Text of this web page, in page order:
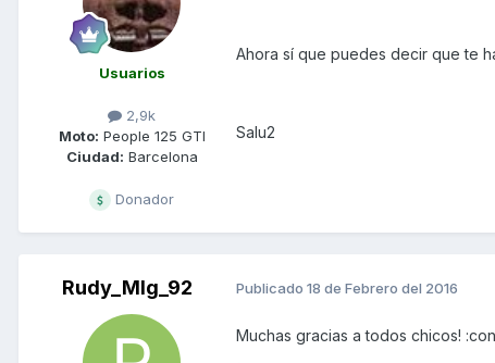
Usuarios
2,9k
Moto: People 125 GTI
Ciudad: Barcelona
Donador
Ahora sí que puedes decir que te
Salu2
Rudy_Mlg_92 Publicado 18 de Febrero del 2016
Muchas gracias a todos chicos!